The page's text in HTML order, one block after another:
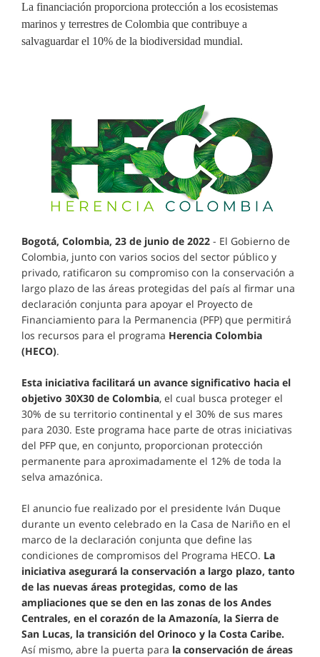
La financiación proporciona protección a los ecosistemas
marinos y terrestres de Colombia que contribuye a
salvaguardar el 10% de la biodiversidad mundial.
Bogotá, Colombia, 23 de junio de 2022 - El Gobierno de
Colombia, junto con varios socios del sector público y
privado, ratificaron su compromiso con la conservación a
largo plazo de las áreas protegidas del país al firmar una
declaración conjunta para apoyar el Proyecto de
Financiamiento para la Permanencia (PFP) que permitirá
los recursos para el programa Herencia Colombia
(HECO).
Esta iniciativa facilitará un avance significativo hacia el
objetivo 30X30 de Colombia, el cual busca proteger el
30% de su territorio continental y el 30% de sus mares
para 2030. Este programa hace parte de otras iniciativas
del PFP que, en conjunto, proporcionan protección
permanente para aproximadamente el 12% de toda la
selva amazónica.
El anuncio fue realizado por el presidente Iván Duque
durante un evento celebrado en la Casa de Nariño en el
marco de la declaración conjunta que define las
condiciones de compromisos del Programa HECO. La
iniciativa asegurará la conservación a largo plazo, tanto
de las nuevas áreas protegidas, como de las
ampliaciones que se den en las zonas de los Andes
Centrales, en el corazón de la Amazonía, la Sierra de
San Lucas, la transición del Orinoco y la Costa Caribe.
Así mismo, abre la puerta para la conservación de áreas